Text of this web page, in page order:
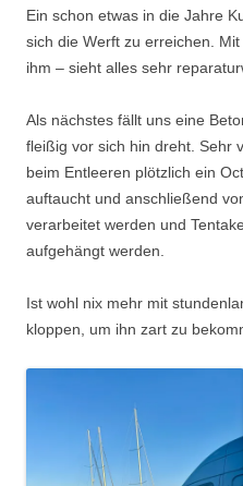
Ein schon etwas in die Jahre
sich die Werft zu erreichen.
ihm – sieht alles sehr
Als nächstes fällt uns eine
fleißig vor sich hin dreht. Sehr
beim Entleeren plötzlich ein
auftaucht und anschließend
verarbeitet werden und
aufgehängt werden.
Ist wohl nix mehr mit
kloppen, um ihn zart zu